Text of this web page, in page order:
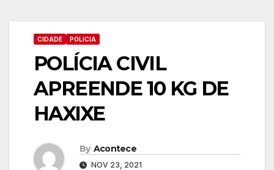
CIDADE POLICIA
POLÍCIA CIVIL
APREENDE 10 KG DE
HAXIXE
By Acontece
NOV 23, 2021